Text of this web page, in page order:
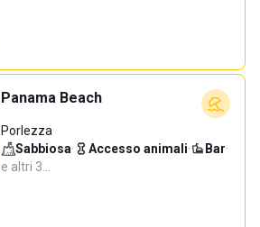
Panama Beach
Porlezza
Sabbiosa· Accesso animali· Bar·
e altri 3…